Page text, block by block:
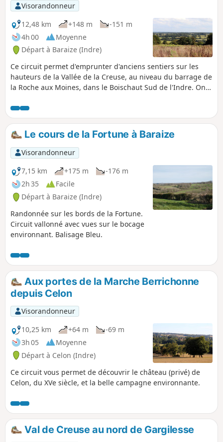
Visorandonneur
12,48 km
+148 m
-151 m
4h 00
Moyenne
Départ à Baraize (Indre)
Ce circuit permet d'emprunter d'anciens sentiers sur les
hauteurs de la Vallée de la Creuse, au niveau du barrage de
la Roche aux Moines, dans le Boischaut Sud de l'Indre. On y
et lié à la fête de la batteuse qui a lieu à Chamorin,
commune de Baraize, le quatrième dimanche d'août. Le
parcours offre de beaux points de vue sur les alentours.
Le cours de la Fortune à Baraize
Visorandonneur
7,15 km
+175 m
-176 m
2h 35
Facile
Départ à Baraize (Indre)
Randonnée sur les bords de la Fortune.
Circuit vallonné avec vues sur le bocage
environnant. Balisage Bleu.
Aux portes de la Marche Berrichonne
depuis Celon
Visorandonneur
10,25 km
+64 m
-69 m
3h 05
Moyenne
Départ à Celon (Indre)
Ce circuit vous permet de découvrir le château (privé) de
Celon, du XVe siècle, et la belle campagne environnante.
Val de Creuse au nord de Gargilesse